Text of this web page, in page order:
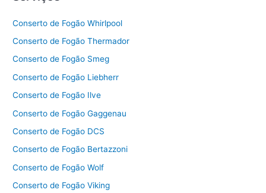
Conserto de Fogão Whirlpool
Conserto de Fogão Thermador
Conserto de Fogão Smeg
Conserto de Fogão Liebherr
Conserto de Fogão Ilve
Conserto de Fogão Gaggenau
Conserto de Fogão DCS
Conserto de Fogão Bertazzoni
Conserto de Fogão Wolf
Conserto de Fogão Viking